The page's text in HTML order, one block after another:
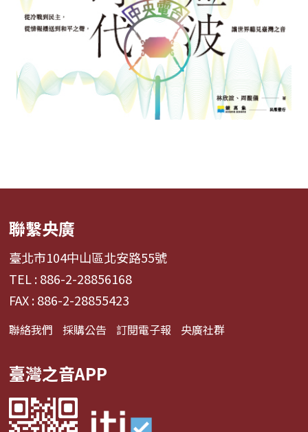
聯繫央廣
臺北市104中山區北安路55號
TEL : 886-2-28856168
FAX : 886-2-28855423
聯絡我們 採購公告 訂閱電子報 央廣社群
臺灣之音APP